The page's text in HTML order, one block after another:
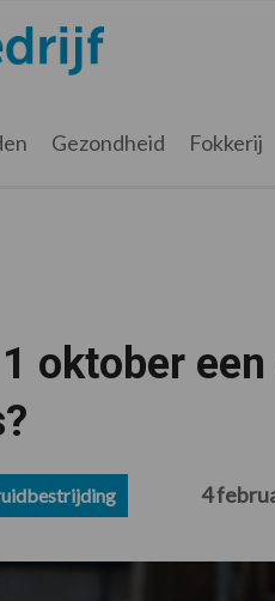
Gezondheid Fokkerij
oktober
4